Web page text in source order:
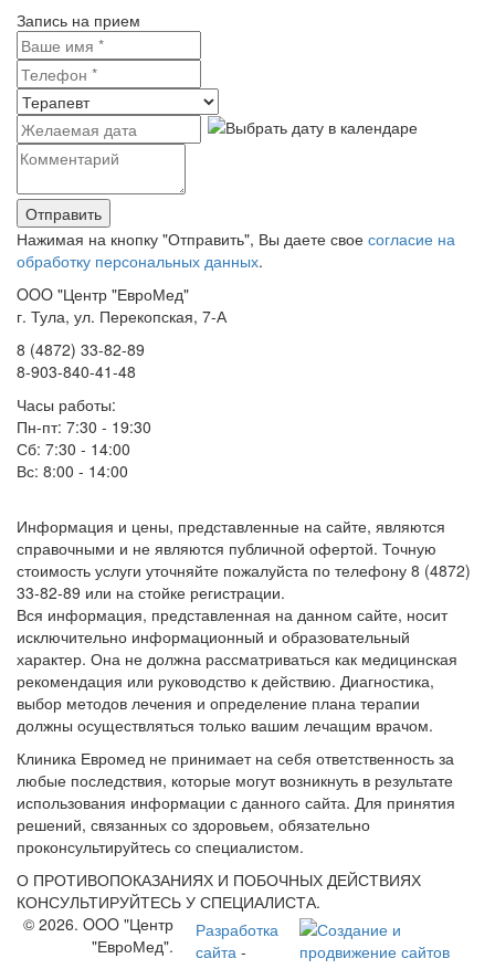
Запись на прием
Нажимая на кнопку "Отправить", Вы даете свое согласие на
обработку персональных данных.
OOO "Центр "ЕвроМед"
г. Тула, ул. Перекопская, 7-А
8 (4872) 33-82-89
8-903-840-41-48
Часы работы:
Пн-пт: 7:30 - 19:30
Сб: 7:30 - 14:00
Вс: 8:00 - 14:00
Информация и цены, представленные на сайте, являются
справочными и не являются публичной офертой. Точную
стоимость услуги уточняйте пожалуйста по телефону 8 (4872)
33-82-89 или на стойке регистрации.
Вся информация, представленная на данном сайте, носит
исключительно информационный и образовательный
характер. Она не должна рассматриваться как медицинская
рекомендация или руководство к действию. Диагностика,
выбор методов лечения и определение плана терапии
должны осуществляться только вашим лечащим врачом.
Клиника Евромед не принимает на себя ответственность за
любые последствия, которые могут возникнуть в результате
использования информации с данного сайта. Для принятия
решений, связанных со здоровьем, обязательно
проконсультируйтесь со специалистом.
О ПРОТИВОПОКАЗАНИЯХ И ПОБОЧНЫХ ДЕЙСТВИЯХ
КОНСУЛЬТИРУЙТЕСЬ У СПЕЦИАЛИСТА.
© 2026. OOO "Центр
"ЕвроМед".
Разработка
сайта -